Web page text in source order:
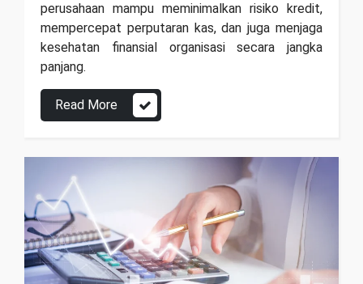
perusahaan mampu meminimalkan risiko kredit,
mempercepat perputaran kas, dan juga menjaga
kesehatan finansial organisasi secara jangka
panjang.
Read More